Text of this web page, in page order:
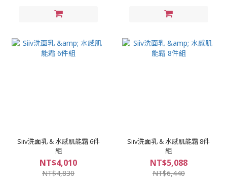
Siiv洗面乳 & 水感肌能霜 6件
組
NT$4,010
NT$4,830
Siiv洗面乳 & 水感肌能霜 8件
組
NT$5,088
NT$6,440